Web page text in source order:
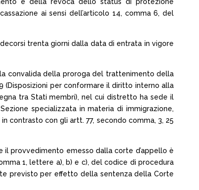
ai sensi dell’articolo 14, comma 6, del
trenta giorni dalla data di entrata in vigore
convalida della proroga del trattenimento della
(Disposizioni per conformare il diritto interno alla
tra Stati membri), nel cui distretto ha sede il
specializzata in materia di immigrazione,
contrasto con gli artt. 77, secondo comma, 3, 25
il provvedimento emesso dalla corte d’appello è
1, lettere a), b) e c), del codice di procedura
previsto per effetto della sentenza della Corte